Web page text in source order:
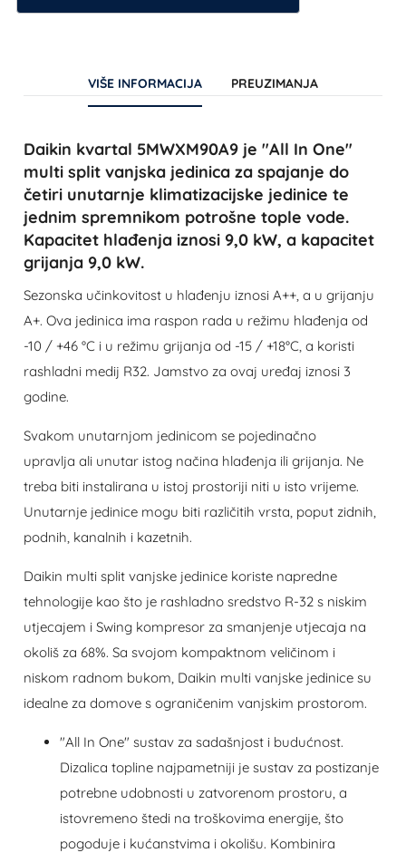
VIŠE INFORMACIJA PREUZIMANJA
Daikin kvartal 5MWXM90A9 je "All In One"
multi split vanjska jedinica za spajanje do
četiri unutarnje klimatizacijske jedinice te
jednim spremnikom potrošne tople vode.
Kapacitet hlađenja iznosi 9,0 kW, a kapacitet
grijanja 9,0 kW.
Sezonska učinkovitost u hlađenju iznosi A++, a u grijanju
A+. Ova jedinica ima raspon rada u režimu hlađenja od
-10 / +46 °C i u režimu grijanja od -15 / +18°C, a koristi
rashladni medij R32. Jamstvo za ovaj uređaj iznosi 3
godine.
Svakom unutarnjom jedinicom se pojedinačno
upravljaali unutar istog načina hlađenja ili grijanja. Ne
treba biti instalirana u istoj prostoriji niti u isto vrijeme.
Unutarnje jedinice mogu biti različitih vrsta, poput zidnih,
podnih, kanalnih i kazetnih.
Daikin multi split vanjske jedinice koriste napredne
tehnologije kao što je rashladno sredstvo R-32 s niskim
utjecajem i Swing kompresor za smanjenje utjecaja na
okoliš za 68%. Sa svojom kompaktnom veličinom i
niskom radnom bukom, Daikin multi vanjske jedinice su
idealne za domove s ograničenim vanjskim prostorom.
"All In One" sustav za sadašnjost i budućnost.
Dizalica topline najpametniji je sustav za postizanje
potrebne udobnosti u zatvorenom prostoru, a
istovremeno štedi na troškovima energije, što
pogoduje i kućanstvima i okolišu. Kombinira